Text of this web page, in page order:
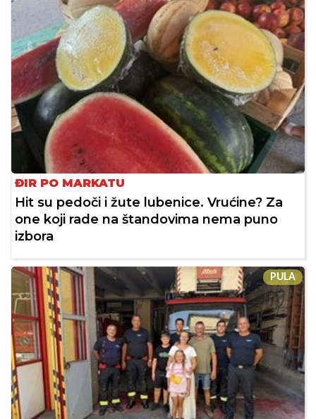
ĐIR PO MARKATU
Hit su pedoči i žute lubenice. Vrućine? Za
one koji rade na štandovima nema puno
izbora
PULA